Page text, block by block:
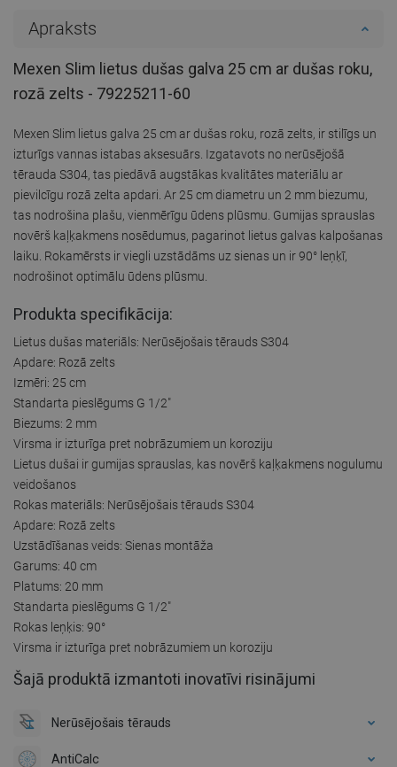
Apraksts
Mexen Slim lietus dušas galva 25 cm ar dušas roku,
rozā zelts - 79225211-60
Mexen Slim lietus galva 25 cm ar dušas roku, rozā zelts, ir stilīgs un
izturīgs vannas istabas aksesuārs. Izgatavots no nerūsējošā
tērauda S304, tas piedāvā augstākas kvalitātes materiālu ar
pievilcīgu rozā zelta apdari. Ar 25 cm diametru un 2 mm biezumu,
tas nodrošina plašu, vienmērīgu ūdens plūsmu. Gumijas sprauslas
novērš kaļķakmens nosēdumus, pagarinot lietus galvas kalpošanas
laiku. Rokamērsts ir viegli uzstādāms uz sienas un ir 90° leņķī,
nodrošinot optimālu ūdens plūsmu.
Produkta specifikācija:
Lietus dušas materiāls: Nerūsējošais tērauds S304
Apdare: Rozā zelts
Izmēri: 25 cm
Standarta pieslēgums G 1/2"
Biezums: 2 mm
Virsma ir izturīga pret nobrāzumiem un koroziju
Lietus dušai ir gumijas sprauslas, kas novērš kaļķakmens nogulumu
veidošanos
Rokas materiāls: Nerūsējošais tērauds S304
Apdare: Rozā zelts
Uzstādīšanas veids: Sienas montāža
Garums: 40 cm
Platums: 20 mm
Standarta pieslēgums G 1/2"
Rokas leņķis: 90°
Virsma ir izturīga pret nobrāzumiem un koroziju
Šajā produktā izmantoti inovatīvi risinājumi
Nerūsējošais tērauds
AntiCalc